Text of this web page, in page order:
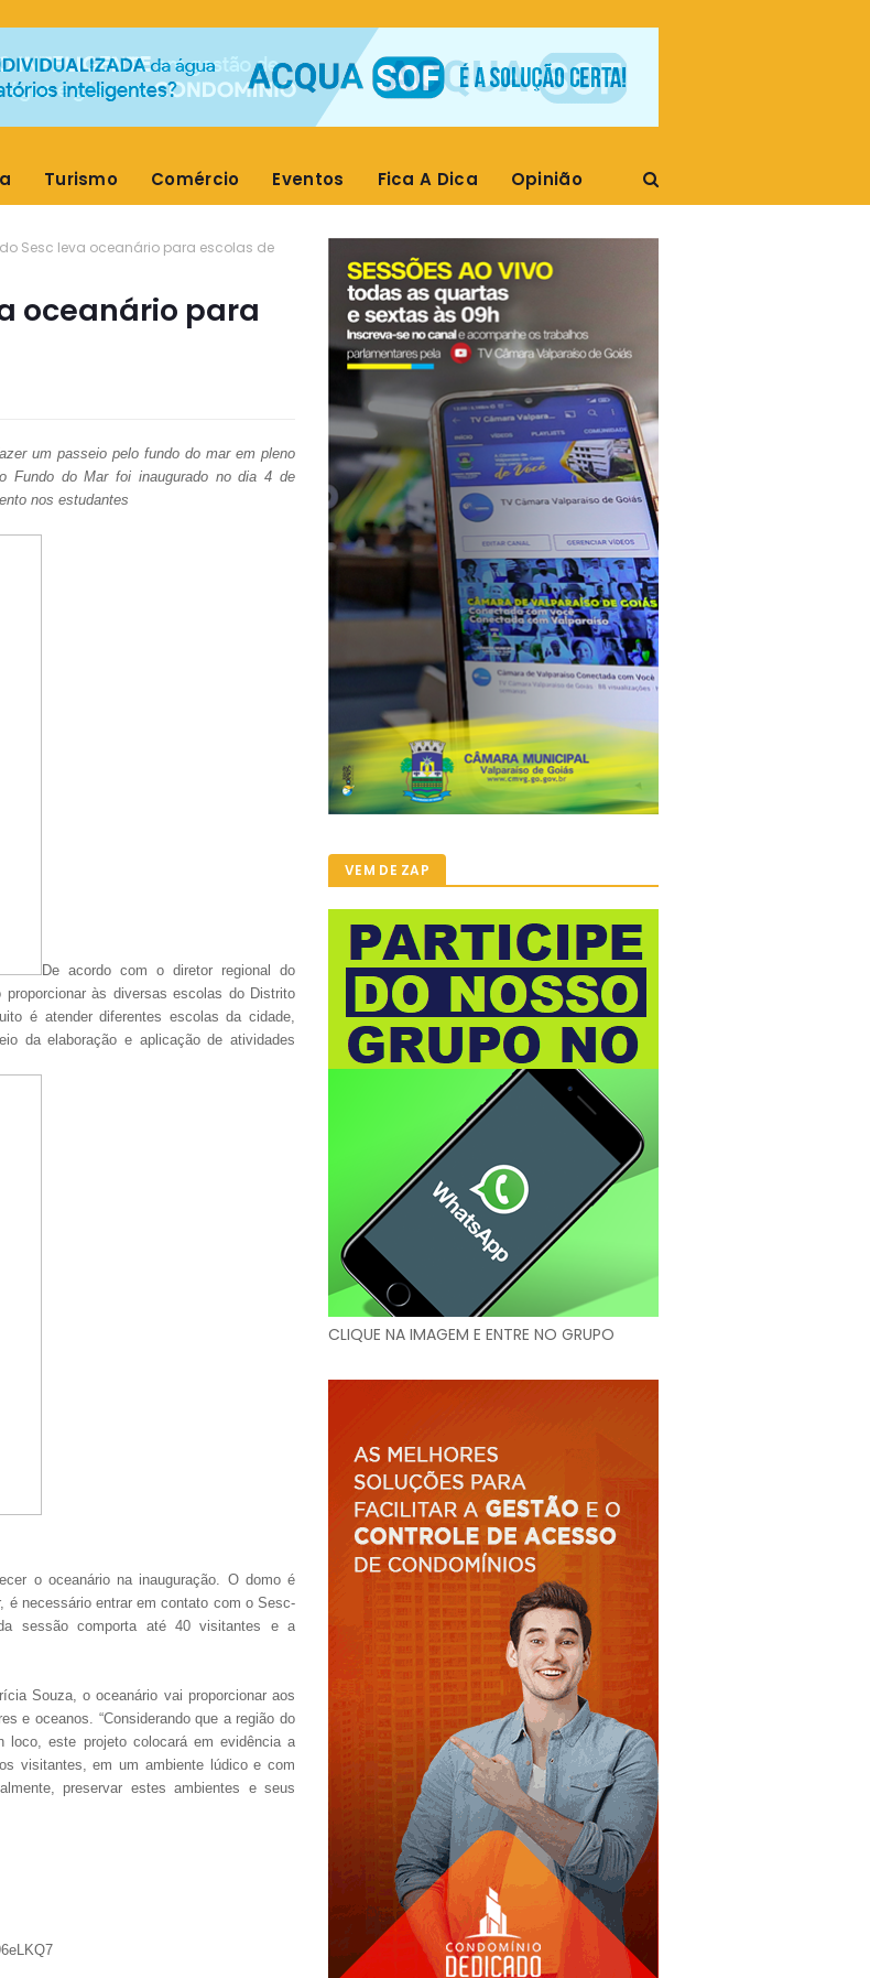
Turismo Comércio Eventos Fica A Dica Opinião
Sesc leva oceanário para escolas de
oceanário para
um passeio pelo fundo do mar em pleno
Fundo do Mar foi inaugurado no dia 4 de
nos estudantes
De acordo com o diretor regional do
às diversas escolas do Distrito
é atender diferentes escolas da cidade,
da elaboração e aplicação de atividades
o oceanário na inauguração. O domo é
é necessário entrar em contato com o Sesc-
sessão comporta até 40 visitantes e a
Souza, o oceanário vai proporcionar aos
e oceanos. “Considerando que a região do
loco, este projeto colocará em evidência a
visitantes, em um ambiente lúdico e com
preservar estes ambientes e seus
VEM DE ZAP
CLIQUE NA IMAGEM E ENTRE NO GRUPO